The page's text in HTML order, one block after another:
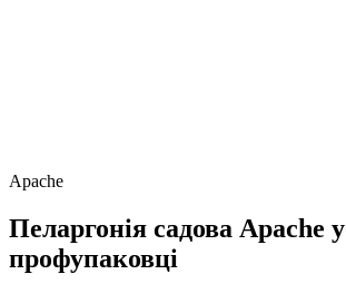
Apache
Пеларгонія садова Apache у
профупаковці